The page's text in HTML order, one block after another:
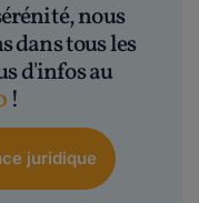
nous
dans tous les
d'infos au
!
juridique